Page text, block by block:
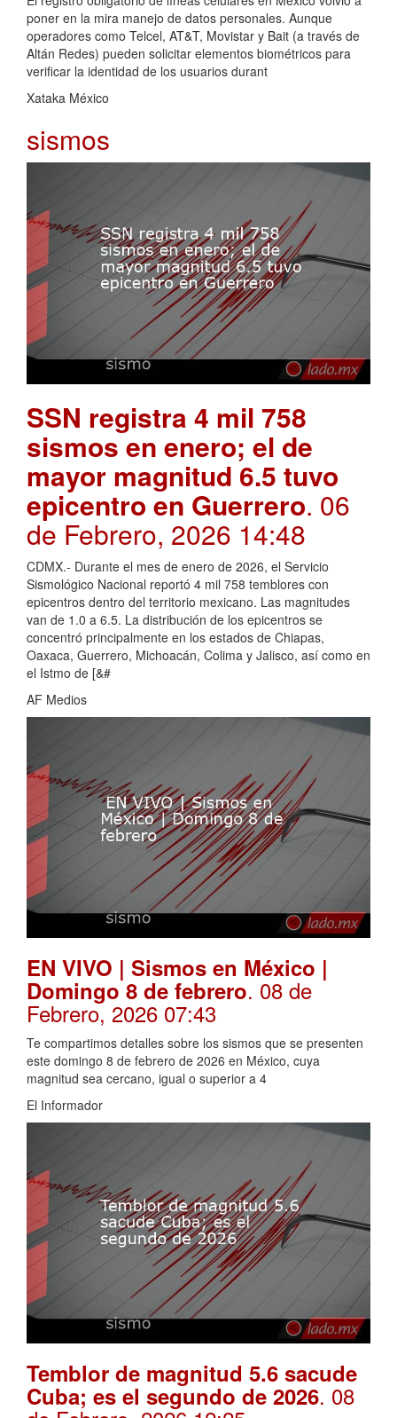
poner en la mira manejo de datos personales. Aunque
operadores como Telcel, AT&T, Movistar y Bait (a través de
Altán Redes) pueden solicitar elementos biométricos para
verificar la identidad de los usuarios durant
Xataka México
sismos
SSN registra 4 mil 758
sismos en enero; el de
mayor magnitud 6.5 tuvo
epicentro en Guerrero. 06
de Febrero, 2026 14:48
CDMX.- Durante el mes de enero de 2026, el Servicio
Sismológico Nacional reportó 4 mil 758 temblores con
epicentros dentro del territorio mexicano. Las magnitudes
van de 1.0 a 6.5. La distribución de los epicentros se
concentró principalmente en los estados de Chiapas,
Oaxaca, Guerrero, Michoacán, Colima y Jalisco, así como en
el Istmo de [&#
AF Medios
EN VIVO | Sismos en México |
Domingo 8 de febrero. 08 de
Febrero, 2026 07:43
Te compartimos detalles sobre los sismos que se presenten
este domingo 8 de febrero de 2026 en México, cuya
magnitud sea cercano, igual o superior a 4
El Informador
Temblor de magnitud 5.6 sacude
Cuba; es el segundo de 2026. 08